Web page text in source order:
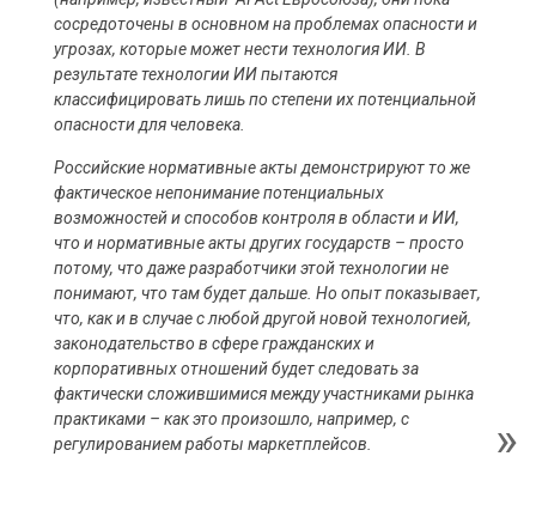
сосредоточены в основном на проблемах опасности и
угрозах, которые может нести технология ИИ. В
результате технологии ИИ пытаются
классифицировать лишь по степени их потенциальной
опасности для человека.
Российские нормативные акты демонстрируют то же
фактическое непонимание потенциальных
возможностей и способов контроля в области и ИИ,
что и нормативные акты других государств – просто
потому, что даже разработчики этой технологии не
понимают, что там будет дальше. Но опыт показывает,
что, как и в случае с любой другой новой технологией,
законодательство в сфере гражданских и
корпоративных отношений будет следовать за
фактически сложившимися между участниками рынка
практиками – как это произошло, например, с
регулированием работы маркетплейсов.